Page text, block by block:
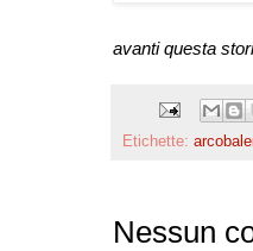
avanti questa
Etichette:
Nessun